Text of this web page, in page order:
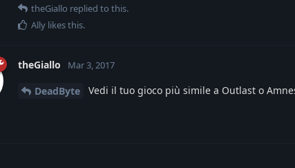
theGiallo replied to this.
Ally likes this.
theGiallo Mar 3, 2017
DeadByte Vedi il tuo gioco più simile a Outlast o